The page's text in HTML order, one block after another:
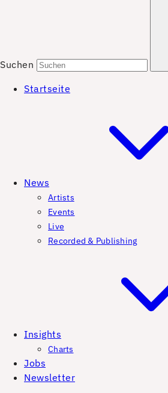
Suchen
Startseite
News
Artists
Events
Live
Recorded & Publishing
Insights
Charts
Jobs
Newsletter